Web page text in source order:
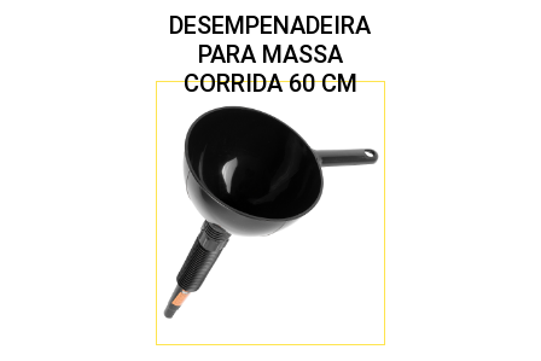
DESEMPENADEIRA
PARA MASSA
CORRIDA 60 CM